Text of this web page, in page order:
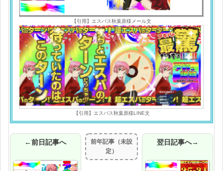
【引用】エスパス秋葉原様メール文
【引用】エスパス秋葉原様LINE文
←前日記事へ
前年記事（未設
定）
翌日記事へ→